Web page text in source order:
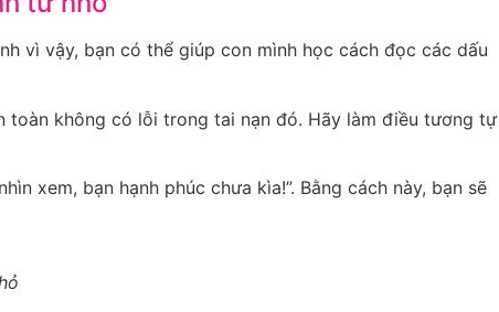
vì vậy, bạn có thể giúp con mình học cách đọc các dấu
toàn không có lỗi trong tai nạn đó. Hãy làm điều tương tự
xem, bạn hạnh phúc chưa kìa!”. Bằng cách này, bạn sẽ